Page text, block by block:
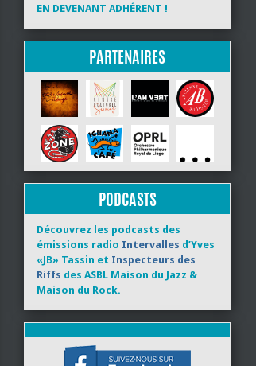
EN DEVENANT ADHÉRENT !
PARTENAIRES
PODCASTS
Découvrez les podcasts des
émissions radio Intervalles d’Yves
«JB» Tassin et Inspecteurs des
Riffs des ASBL Maison du Jazz &
Maison du Rock.